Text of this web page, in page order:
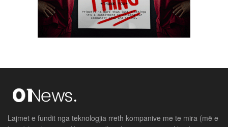
Lajmet e fundit nga teknologjia rreth kompanive me te mira (më e